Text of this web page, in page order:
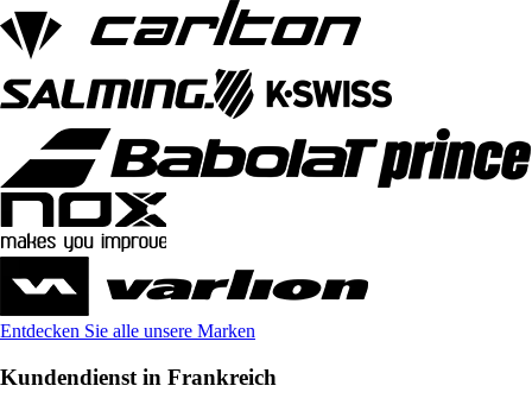
Entdecken Sie alle unsere Marken
Kundendienst in Frankreich